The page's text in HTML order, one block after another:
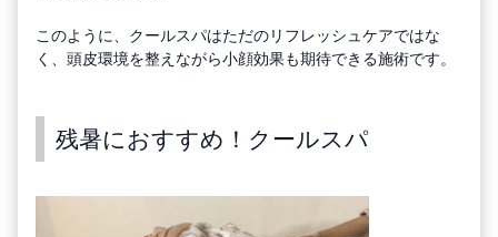
このように、クールスパはただのリフレッシュケアではな
く、頭皮環境を整えながら小顔効果も期待できる施術です。
残暑におすすめ！クールスパ